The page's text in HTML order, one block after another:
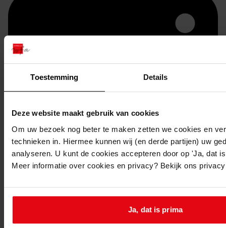
Toestemming Details
Deze website maakt gebruik van cookies
Om uw bezoek nog beter te maken zetten we cookies en
technieken in. Hiermee kunnen wij (en derde partijen) uw
analyseren. U kunt de cookies accepteren door op 'Ja, dat
Meer informatie over cookies en privacy? Bekijk ons
Ja, dat is prima
Printen
duurzaam webadres
Bouwvergunningen uit toegang 1049